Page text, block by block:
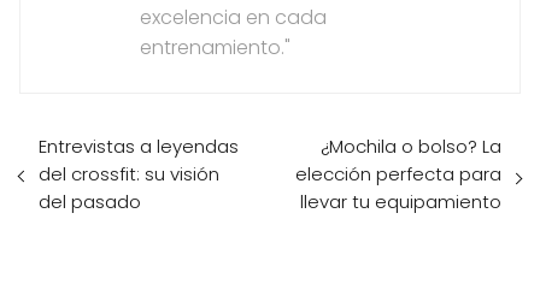
excelencia en cada
entrenamiento."
Entrevistas a leyendas
del crossfit: su visión
del pasado
¿Mochila o bolso? La
elección perfecta para
llevar tu equipamiento